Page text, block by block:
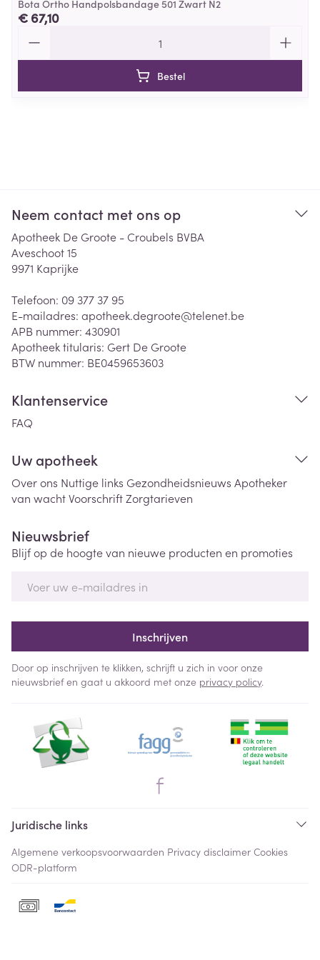
Bota Ortho Handpolsbandage 501 Zwart N2
€ 67,10
Bestel
Neem contact met ons op
Apotheek De Groote - Croubels BVBA
Aveschoot 15
9971 Kaprijke
Telefoon: 09 377 37 95
E-mailadres: apotheek.degroote@telenet.be
APB nummer: 430901
Apotheek titularis: Gert De Groote
BTW nummer: BE0459653603
Klantenservice
FAQ
Uw apotheek
Over ons Nuttige links Gezondheidsnieuws Apotheker
van wachtVoorschriftZorgtarieven
Nieuwsbrief
Blijf op de hoogte van nieuwe producten en promoties
Inschrijven
Door op inschrijven te klikken, schrijft u zich in voor onze
nieuwsbrief en gaat u akkoord met onze privacy policy.
Juridische links
Algemene verkoopsvoorwaarden Privacy disclaimer Cookies
ODR-platform